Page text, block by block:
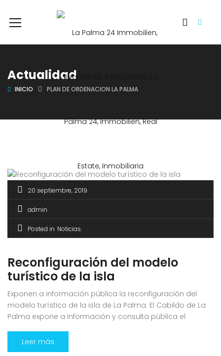
Actualidad
INICIO PLAN DE ORDENACION LA PALMA
20 septiembre, 2019
admin
Posted in Noticias
Reconfiguración del modelo
turístico de la isla
Exponen a información pública la reconfiguración del
modelo turístico de la isla de La Palma. El Cabildo de La
Palma expone a información y consulta pública el
parcial nº 3 del Plan Insular de Ordenación de La Palma
(PIOLP) y del estudio estratégico ambiental, que redefinirá
Leer más